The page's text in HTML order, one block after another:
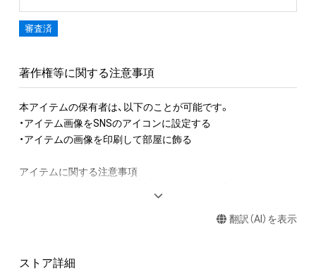
審査済
著作権等に関する注意事項
本アイテムの保有者は、以下のことが可能です。
・アイテム画像をSNSのアイコンに設定する
・アイテムの画像を印刷して部屋に飾る
アイテムに関する注意事項
権(著作権、特許権、実用新案権、商標権、意匠権その他の知的財
作権を有する方、著作隣接権の権利者またはその管理委託を受
翻訳（AI）を表示
ストア詳細